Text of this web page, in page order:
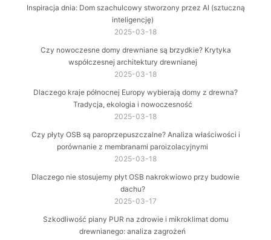
Inspiracja dnia: Dom szachulcowy stworzony przez AI (sztuczną
inteligencję)
2025-03-18
Czy nowoczesne domy drewniane są brzydkie? Krytyka
współczesnej architektury drewnianej
2025-03-18
Dlaczego kraje północnej Europy wybierają domy z drewna?
Tradycja, ekologia i nowoczesność
2025-03-18
Czy płyty OSB są paroprzepuszczalne? Analiza właściwości i
porównanie z membranami paroizolacyjnymi
2025-03-18
Dlaczego nie stosujemy płyt OSB nakrokwiowo przy budowie
dachu?
2025-03-17
Szkodliwość piany PUR na zdrowie i mikroklimat domu
drewnianego: analiza zagrożeń